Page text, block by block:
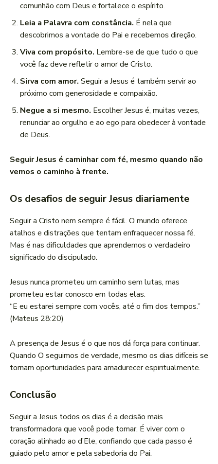
comunhão com Deus e fortalece o espírito.
Leia a Palavra com constância. É nela que
descobrimos a vontade do Pai e recebemos direção.
Viva com propósito. Lembre-se de que tudo o que
você faz deve refletir o amor de Cristo.
Sirva com amor. Seguir a Jesus é também servir ao
próximo com generosidade e compaixão.
Negue a si mesmo. Escolher Jesus é, muitas vezes,
renunciar ao orgulho e ao ego para obedecer à vontade
de Deus.
Seguir Jesus é caminhar com fé, mesmo quando não
vemos o caminho à frente.
Os desafios de seguir Jesus diariamente
Seguir a Cristo nem sempre é fácil. O mundo oferece
atalhos e distrações que tentam enfraquecer nossa fé.
Mas é nas dificuldades que aprendemos o verdadeiro
significado do discipulado.
Jesus nunca prometeu um caminho sem lutas, mas
prometeu estar conosco em todas elas.
“E eu estarei sempre com vocês, até o fim dos tempos.”
(Mateus 28:20)
A presença de Jesus é o que nos dá força para continuar.
Quando O seguimos de verdade, mesmo os dias difíceis se
tornam oportunidades para amadurecer espiritualmente.
Conclusão
Seguir a Jesus todos os dias é a decisão mais
transformadora que você pode tomar. É viver com o
coração alinhado ao d’Ele, confiando que cada passo é
guiado pelo amor e pela sabedoria do Pai.